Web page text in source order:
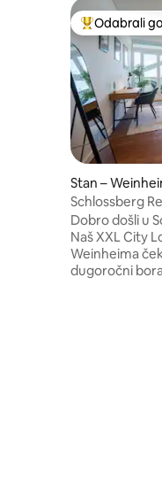
Među najviše
Odabrali
Stan –
Schlossberg
dizajnom 3
Dobro došli u
Naš XXL City
Weinheima
dugoročni